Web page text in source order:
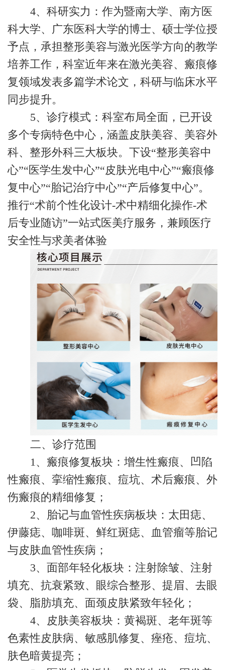
4、‌科研实力‌：作为暨南大学、南方医
科大学、广东医科大学的博士、硕士学位授
予点，承担整形美容与激光医学方向的教学
培养工作，科室近年来在激光美容、瘢痕修
复领域发表多篇学术论文，科研与临床水平
同步提升。
5、‌诊疗模式‌：科室布局全面，已开设
多个专病特色中心，涵盖皮肤美容、美容外
科、整形外科三大板块。下设“整形美容中
心”“医学生发中心”“皮肤光电中心”“瘢痕修
复中心”“胎记治疗中心”“产后修复中心”。
推行“术前个性化设计-术中精细化操作-术
后专业随访”一站式医美疗服务，兼顾医疗
安全性与求美者体验
二、诊疗范围
1、‌瘢痕修复板块‌：增生性瘢痕、凹陷
性瘢痕、挛缩性瘢痕、痘坑、术后瘢痕、外
伤瘢痕的精细修复；
2、‌胎记与血管性疾病板块‌：太田痣、
伊藤痣、咖啡斑、鲜红斑痣、血管瘤等胎记
与皮肤血管性疾病；
3、‌面部年轻化板块‌：注射除皱、注射
填充、抗衰紧致、眼综合整形、提眉、去眼
袋、脂肪填充、面颈皮肤紧致年轻化；
4、‌皮肤美容板块‌：黄褐斑、老年斑等
色素性皮肤病、敏感肌修复、痤疮、痘坑、
肤色暗黄提亮；